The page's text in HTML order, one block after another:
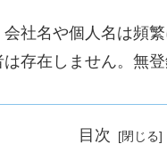
社名や個人名は頻
存在しません。無
目次